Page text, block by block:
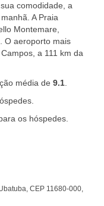
comodidade, a
A Praia
Montemare,
O aeroporto mais
a 111 km da
média de 9.1
os hóspedes.
CEP 11680-000,